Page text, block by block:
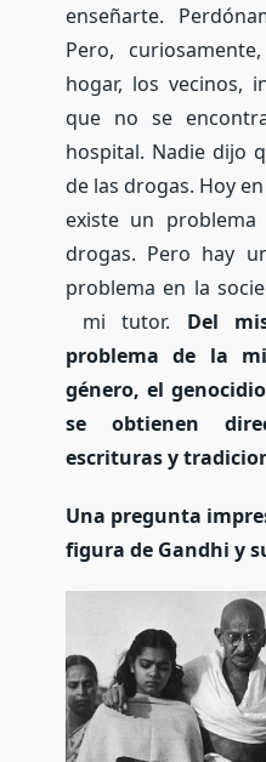
enseñarte.
Pero,
hogar, los vecinos,
que no se
hospital. Nadie dijo
de las drogas. Hoy
existe un
drogas. Pero hay
problema en la
mi tutor. Del
problema de la
género, el
se obtienen
escrituras y
Una pregunta
figura de Gandhi y